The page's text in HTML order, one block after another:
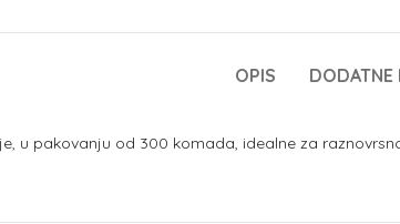
OPIS DODATNE
u pakovanju od 300 komada, idealne za